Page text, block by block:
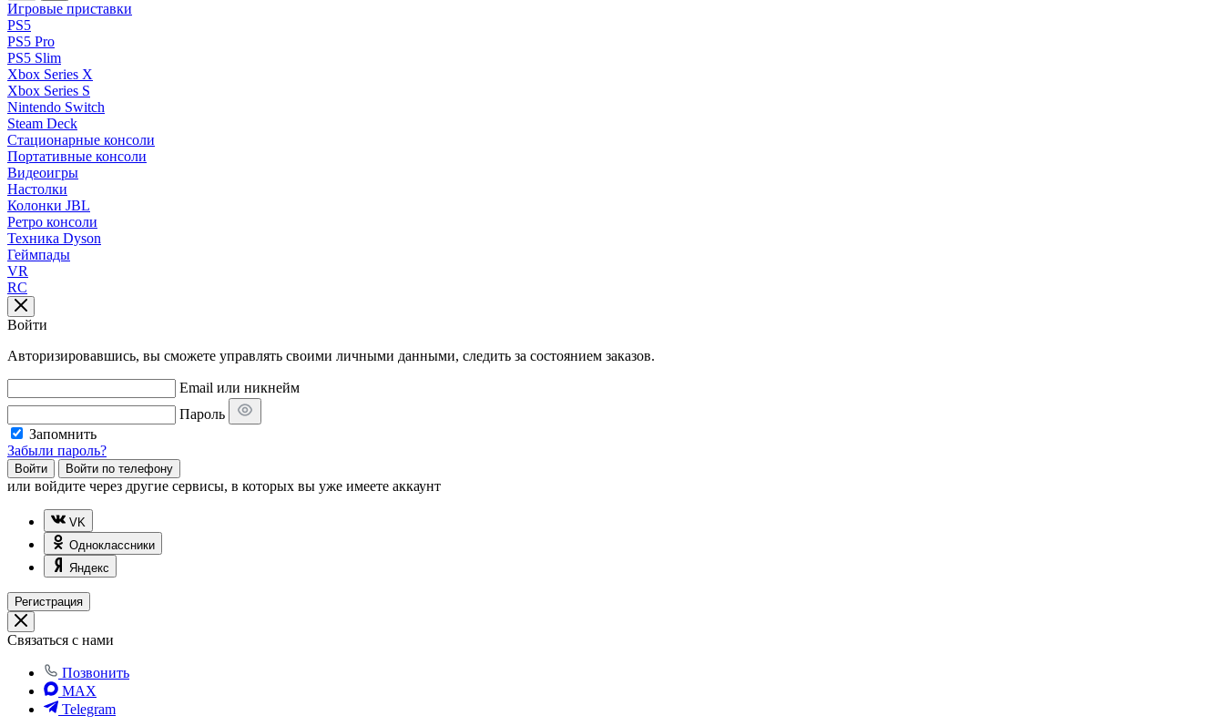
Игровые приставки
PS5
PS5 Pro
PS5 Slim
Xbox Series X
Xbox Series S
Nintendo Switch
Steam Deck
Стационарные консоли
Портативные консоли
Видеоигры
Настолки
Колонки JBL
Ретро консоли
Техника Dyson
Геймпады
VR
RC
Войти
Авторизировавшись, вы сможете управлять своими личными данными, следить за состоянием заказов.
Email или никнейм
Пароль
Запомнить
Забыли пароль?
Войти Войти по телефону
или войдите через другие сервисы, в которых вы уже имеете аккаунт
VK
Одноклассники
Яндекс
Регистрация
Связаться с нами
Позвонить
MAX
Telegram